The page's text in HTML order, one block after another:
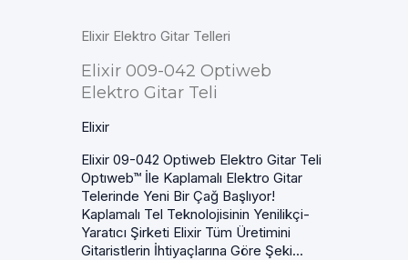
Elixir Elektro Gitar Telleri
Elixir 009-042 Optiweb
Elektro Gitar Teli
Elixir
Elixir 09-042 Optiweb Elektro Gitar Teli
Optıweb™ İle Kaplamalı Elektro Gitar
Telerinde Yeni Bir Çağ Başlıyor!
Kaplamalı Tel Teknolojisinin Yenilikçi-
Yaratıcı Şirketi Elixir Tüm Üretimini
Gitaristlerin İhtiyaçlarına Göre Şeki...